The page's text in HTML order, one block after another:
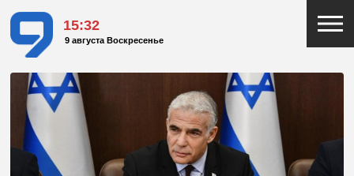
15:32
9 августа Воскресенье